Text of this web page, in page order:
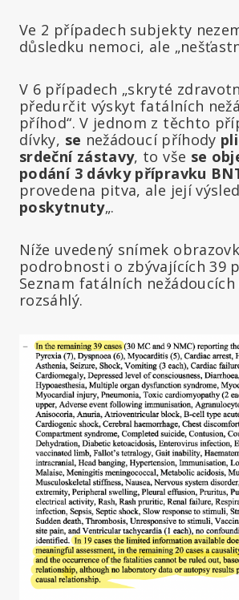
Ve 2 případech subjekty
důsledku nemoci, ale
V 6 případech „skryté
předurčit výskyt fatálních
příhod“. V jednom z těchto
dívky, se nežádoucí příhody
srdeční zástavy, to vše se
podání 3dávky přípravku
provedena pitva, ale její
poskytnuty„.
Níže uvedený snímek
podrobnosti o zbývajících 39
Seznam fatálních
rozsáhlý.